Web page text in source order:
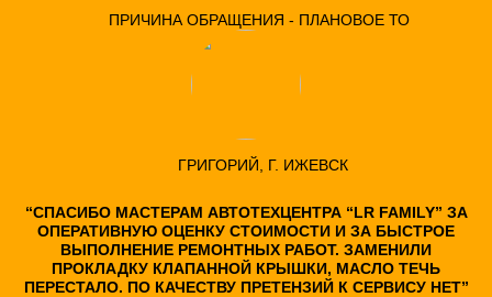
ПРИЧИНА ОБРАЩЕНИЯ - ПЛАНОВОЕ ТО
ГРИГОРИЙ, Г. ИЖЕВСК
“СПАСИБО МАСТЕРАМ АВТОТЕХЦЕНТРА “LR FAMILY” ЗА
ОПЕРАТИВНУЮ ОЦЕНКУ СТОИМОСТИ И ЗА БЫСТРОЕ
ВЫПОЛНЕНИЕ РЕМОНТНЫХ РАБОТ. ЗАМЕНИЛИ
ПРОКЛАДКУ КЛАПАННОЙ КРЫШКИ, МАСЛО ТЕЧЬ
ПЕРЕСТАЛО. ПО КАЧЕСТВУ ПРЕТЕНЗИЙ К СЕРВИСУ НЕТ”